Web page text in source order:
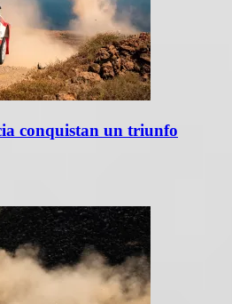
conquistan un triunfo